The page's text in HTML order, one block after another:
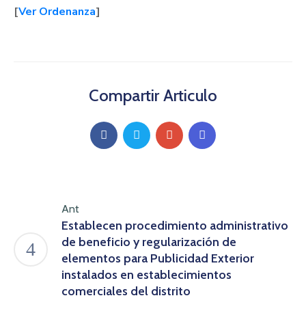
[Ver Ordenanza]
Compartir Articulo
Ant
Establecen procedimiento administrativo
de beneficio y regularización de
elementos para Publicidad Exterior
instalados en establecimientos
comerciales del distrito